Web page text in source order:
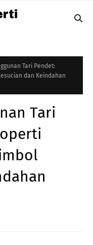
Tari Pendet:
dan Keindahan
Tari